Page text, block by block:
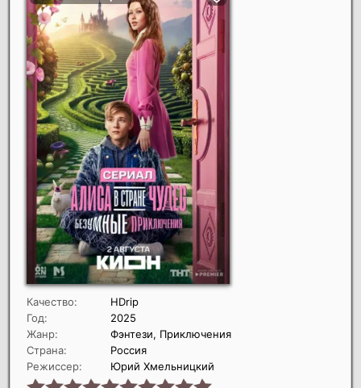
Качество:
HDrip
Год:
2025
Жанр:
Фэнтези, Приключения
Страна:
Россия
Режиссер:
Юрий Хмельницкий